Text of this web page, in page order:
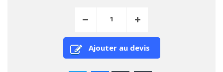
Ajouter au devis